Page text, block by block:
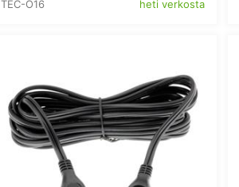
TEC-O16 heti verkosta